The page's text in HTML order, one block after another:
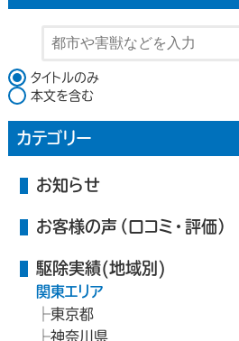
検索対象
タイトルのみ
本文を含む
カテゴリー
お知らせ
お客様の声（口コミ・評価）
駆除実績(地域別)
関東エリア
東京都
神奈川県